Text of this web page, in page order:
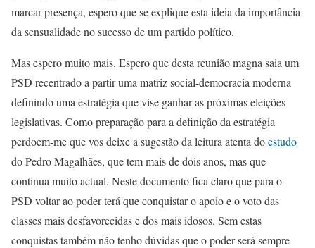
marcar presença, espero que se explique esta ideia da importância
da sensualidade no sucesso de um partido político.
Mas espero muito mais. Espero que desta reunião magna saia um
PSD recentrado a partir uma matriz social-democracia moderna
definindo uma estratégia que vise ganhar as próximas eleições
legislativas. Como preparação para a definição da estratégia
perdoem-me que vos deixe a sugestão da leitura atenta doestudo
do Pedro Magalhães, que tem mais de dois anos, mas que
continua muito actual. Neste documento fica claro que para o
PSD voltar ao poder terá que conquistar o apoio e o voto das
classes mais desfavorecidas e dos mais idosos. Sem estas
conquistas também não tenho dúvidas que o poder será sempre